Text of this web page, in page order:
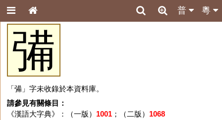
粵
普
㣁
「㣁」字未收錄於本資料庫。
請參見有關條目：
《漢語大字典》：（一版） 1001；（二版） 1068